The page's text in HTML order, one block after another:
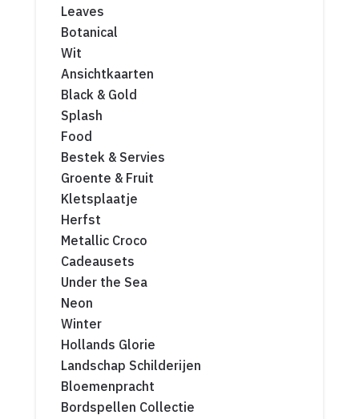
Leaves
Botanical
Wit
Ansichtkaarten
Black & Gold
Splash
Food
Bestek & Servies
Groente & Fruit
Kletsplaatje
Herfst
Metallic Croco
Cadeausets
Under the Sea
Neon
Winter
Hollands Glorie
Landschap Schilderijen
Bloemenpracht
Bordspellen Collectie